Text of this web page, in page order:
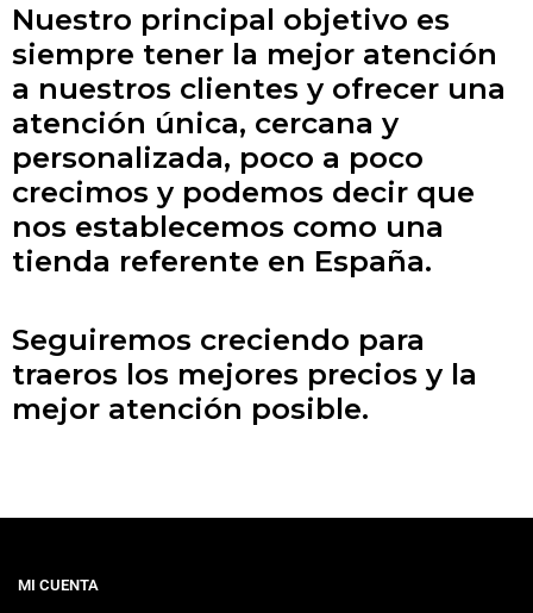
Nuestro principal objetivo es
siempre tener la mejor atención
a nuestros clientes y ofrecer una
atención única, cercana y
personalizada, poco a poco
crecimos y podemos decir que
nos establecemos como una
tienda referente en España.
Seguiremos creciendo para
traeros los mejores precios y la
mejor atención posible.
MI CUENTA